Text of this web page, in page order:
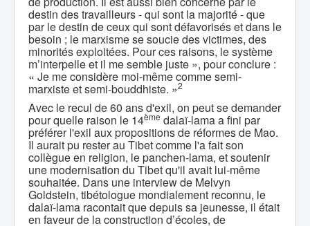
destin des travailleurs - qui sont la majorité - que
par le destin de ceux qui sont défavorisés et dans le
besoin ; le marxisme se soucie des victimes, des
minorités exploitées. Pour ces raisons, le système
m’interpelle et il me semble juste », pour conclure :
« Je me considère moi-même comme semi-
marxiste et semi-bouddhiste. »2
Avec le recul de 60 ans d'exil, on peut se demander
pour quelle raison le 14ème dalaï-lama a fini par
préférer l'exil aux propositions de réformes de Mao.
Il aurait pu rester au Tibet comme l'a fait son
collègue en religion, le panchen-lama, et soutenir
une modernisation du Tibet qu'il avait lui-même
souhaitée. Dans une interview de Melvyn
Goldstein, tibétologue mondialement reconnu, le
dalaï-lama racontait que depuis sa jeunesse, il était
en faveur de la construction d’écoles, de